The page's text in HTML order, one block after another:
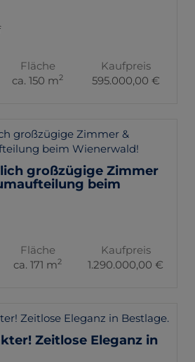
Fläche
ca. 150 m2
Kaufpreis
595.000,00 €
großzügige Zimmer
beim
Fläche
ca. 171 m2
Kaufpreis
1.290.000,00 €
Zeitlose Eleganz in